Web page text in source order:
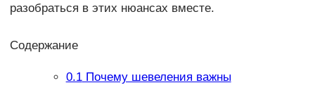
разобраться в этих нюансах вместе.
Содержание
0.1Почему шевеления важны